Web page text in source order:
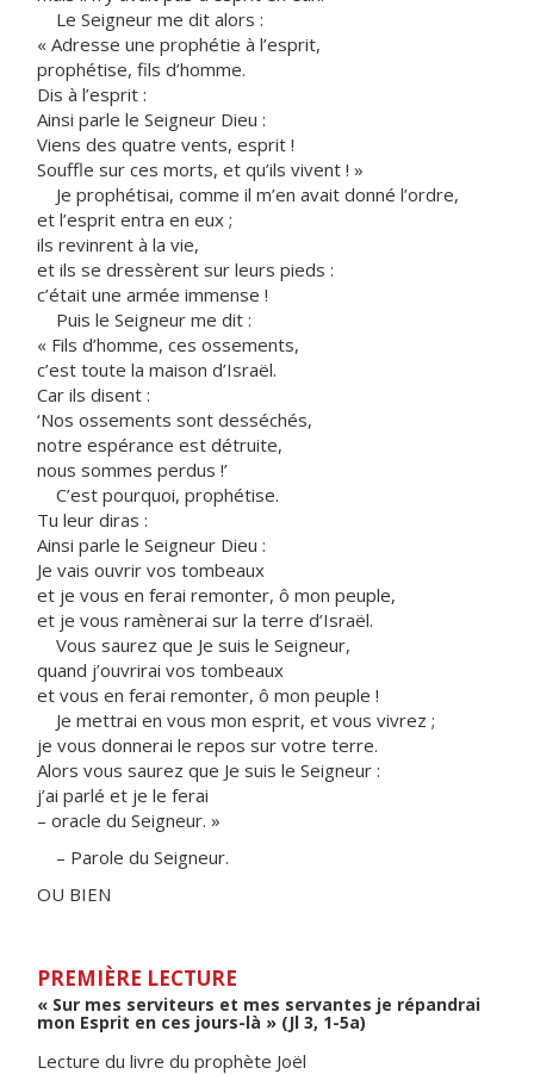
Le Seigneur me dit alors :
« Adresse une prophétie à l’esprit,
prophétise, fils d’homme.
Dis à l’esprit :
Ainsi parle le Seigneur Dieu :
Viens des quatre vents, esprit !
Souffle sur ces morts, et qu’ils vivent ! »
Je prophétisai, comme il m’en avait donné l’ordre,
et l’esprit entra en eux ;
ils revinrent à la vie,
et ils se dressèrent sur leurs pieds :
c’était une armée immense !
Puis le Seigneur me dit :
« Fils d’homme, ces ossements,
c’est toute la maison d’Israël.
Car ils disent :
‘Nos ossements sont desséchés,
notre espérance est détruite,
nous sommes perdus !’
C’est pourquoi, prophétise.
Tu leur diras :
Ainsi parle le Seigneur Dieu :
Je vais ouvrir vos tombeaux
et je vous en ferai remonter, ô mon peuple,
et je vous ramènerai sur la terre d’Israël.
Vous saurez que Je suis le Seigneur,
quand j’ouvrirai vos tombeaux
et vous en ferai remonter, ô mon peuple !
Je mettrai en vous mon esprit, et vous vivrez ;
je vous donnerai le repos sur votre terre.
Alors vous saurez que Je suis le Seigneur :
j’ai parlé et je le ferai
– oracle du Seigneur. »
– Parole du Seigneur.
OU BIEN
PREMIÈRE LECTURE
« Sur mes serviteurs et mes servantes je répandrai
mon Esprit en ces jours-là » (Jl 3, 1-5a)
Lecture du livre du prophète Joël